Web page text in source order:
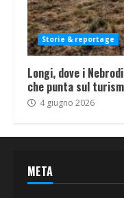
Storie & reportage
Longi, dove i
che punta sul
4 giugno 2026
META